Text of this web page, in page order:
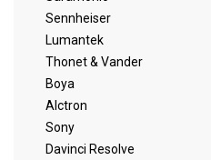
Sennheiser
Lumantek
Thonet & Vander
Boya
Alctron
Sony
Davinci Resolve